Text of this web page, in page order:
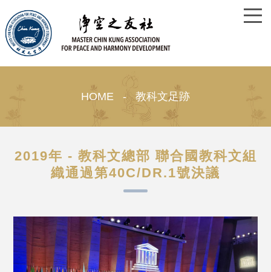
HOME - 教科文足跡
2019年 - 教科文總部 聯合國教科文組
織通過第40C/DR.1號決議